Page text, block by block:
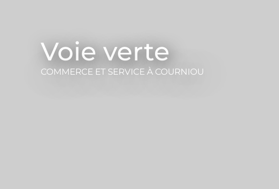
Voie verte
COMMERCE ET SERVICE À COURNIOU